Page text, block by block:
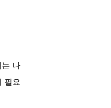
는 나
필요